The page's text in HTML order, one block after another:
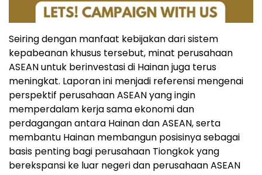
Seiring dengan manfaat kebijakan dari sistem
kepabeanan khusus tersebut, minat perusahaan
ASEAN untuk berinvestasi di Hainan juga terus
meningkat. Laporan ini menjadi referensi mengenai
perspektif perusahaan ASEAN yang ingin
memperdalam kerja sama ekonomi dan
perdagangan antara Hainan dan ASEAN, serta
membantu Hainan membangun posisinya sebagai
basis penting bagi perusahaan Tiongkok yang
berekspansi ke luar negeri dan perusahaan ASEAN